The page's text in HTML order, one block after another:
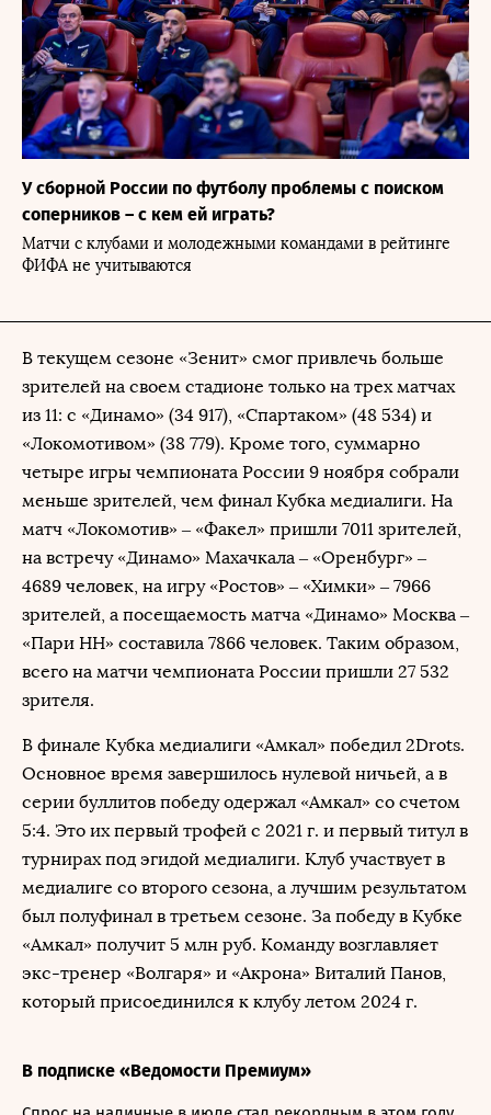
У сборной России по футболу проблемы с поиском
соперников – с кем ей играть?
Матчи с клубами и молодежными командами в рейтинге
ФИФА не учитываются
В текущем сезоне «Зенит» смог привлечь больше
зрителей на своем стадионе только на трех матчах
из 11: с «Динамо» (34 917), «Спартаком» (48 534) и
«Локомотивом» (38 779). Кроме того, суммарно
четыре игры чемпионата России 9 ноября собрали
меньше зрителей, чем финал Кубка медиалиги. На
матч «Локомотив» – «Факел» пришли 7011 зрителей,
на встречу «Динамо» Махачкала – «Оренбург» –
4689 человек, на игру «Ростов» – «Химки» – 7966
зрителей, а посещаемость матча «Динамо» Москва –
«Пари НН» составила 7866 человек. Таким образом,
всего на матчи чемпионата России пришли 27 532
зрителя.
В финале Кубка медиалиги «Амкал» победил 2Drots.
Основное время завершилось нулевой ничьей, а в
серии буллитов победу одержал «Амкал» со счетом
5:4. Это их первый трофей с 2021 г. и первый титул в
турнирах под эгидой медиалиги. Клуб участвует в
медиалиге со второго сезона, а лучшим результатом
был полуфинал в третьем сезоне. За победу в Кубке
«Амкал» получит 5 млн руб. Команду возглавляет
экс-тренер «Волгаря» и «Акрона» Виталий Панов,
который присоединился к клубу летом 2024 г.
В подписке «Ведомости Премиум»